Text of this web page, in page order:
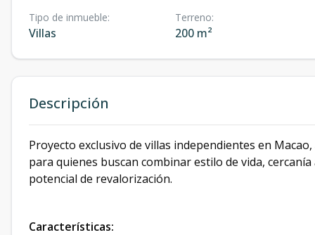
Tipo de inmueble:
Villas
Terreno:
200 m²
Descripción
Proyecto exclusivo de villas independientes en
para quienes buscan combinar estilo de vida,
potencial de revalorización.
Características: